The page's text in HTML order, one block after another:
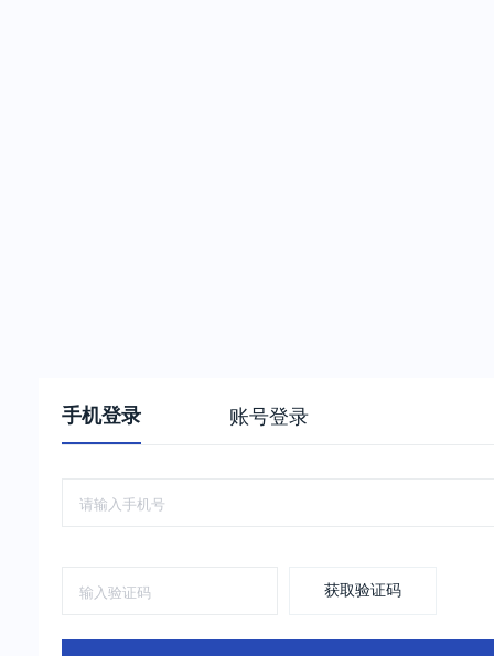
手机登录 账号登录
获取验证码